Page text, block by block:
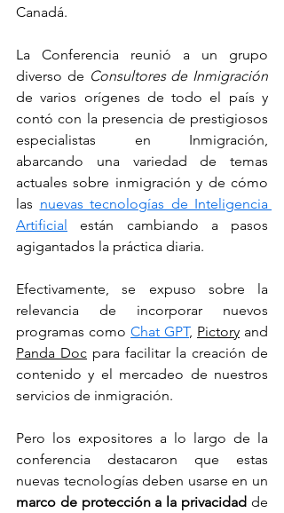
Canadá.
La Conferencia reunió a un grupo
diverso de Consultores de Inmigración
de varios orígenes de todo el país y
contó con la presencia de prestigiosos
especialistas en Inmigración,
abarcando una variedad de temas
actuales sobre inmigración y de cómo
las nuevas tecnologías de Inteligencia
Artificial están cambiando a pasos
agigantados la práctica diaria.
Efectivamente, se expuso sobre la
relevancia de incorporar nuevos
programas como Chat GPT, Pictory
Panda Doc para facilitar la creación de
contenido y el mercadeo de nuestros
servicios de inmigración.
Pero los expositores a lo largo de la
conferencia destacaron que estas
marco de protección a la privacidad de